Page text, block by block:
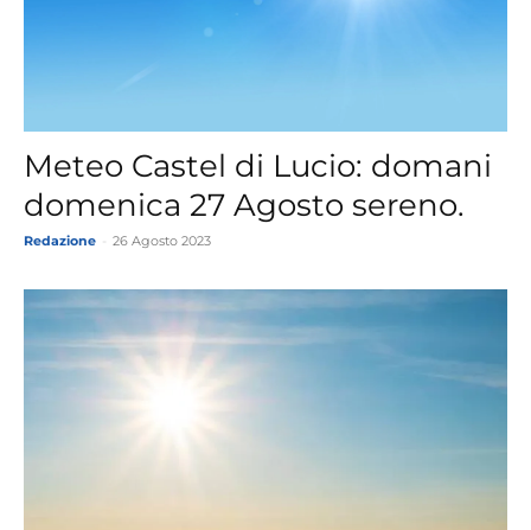
Meteo Castel di Lucio: domani
domenica 27 Agosto sereno.
Redazione 26 Agosto 2023